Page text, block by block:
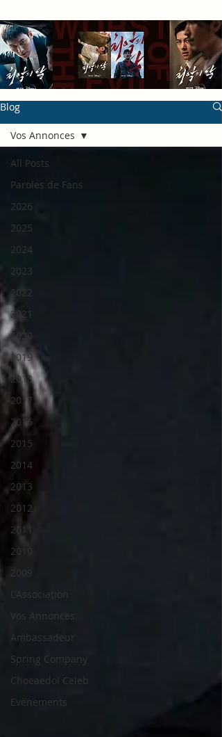
Blog
All Posts
Paroles de Fans
2026
2025
2024
2023
2022
2021
2020
2019
2018
2017
2016
2015
2014
2013
2012
2011
2010
2009
L'Association
Vos Annonces
Ambassadeur
Spring Company
Choeaedol Celeb
Evènements
Vos Annonces